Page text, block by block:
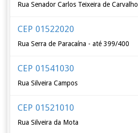
Rua Senador Carlos Teixeira de Carvalho
CEP 01522020
Rua Serra de Paracaína - até 399/400
CEP 01541030
Rua Silveira Campos
CEP 01521010
Rua Silveira da Mota